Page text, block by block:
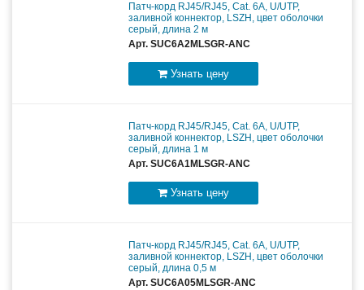
Патч-корд RJ45/RJ45, Cat. 6A, U/UTP,
заливной коннектор, LSZH, цвет оболочки
серый, длина 2 м
Арт. SUC6A2MLSGR-ANC
Узнать цену
Патч-корд RJ45/RJ45, Cat. 6A, U/UTP,
заливной коннектор, LSZH, цвет оболочки
серый, длина 1 м
Арт. SUC6A1MLSGR-ANC
Узнать цену
Патч-корд RJ45/RJ45, Cat. 6A, U/UTP,
заливной коннектор, LSZH, цвет оболочки
серый, длина 0,5 м
Арт. SUC6A05MLSGR-ANC